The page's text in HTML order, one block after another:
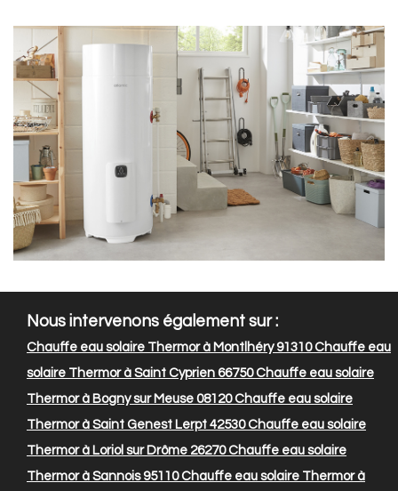
Nous intervenons également sur :
Chauffe eau solaire Thermor à Montlhéry 91310Chauffe eau
solaire Thermor à Saint Cyprien 66750Chauffe eau solaire
Thermor à Bogny sur Meuse 08120Chauffe eau solaire
Thermor à Saint Genest Lerpt 42530Chauffe eau solaire
Thermor à Loriol sur Drôme 26270Chauffe eau solaire
Thermor à Sannois 95110Chauffe eau solaire Thermor à